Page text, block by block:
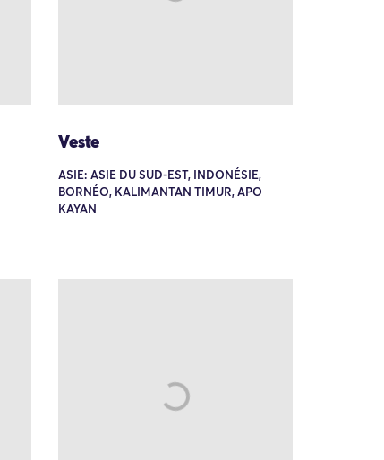
Veste
ASIE: ASIE DU SUD-EST, INDONÉSIE,
BORNÉO, KALIMANTAN TIMUR, APO
KAYAN